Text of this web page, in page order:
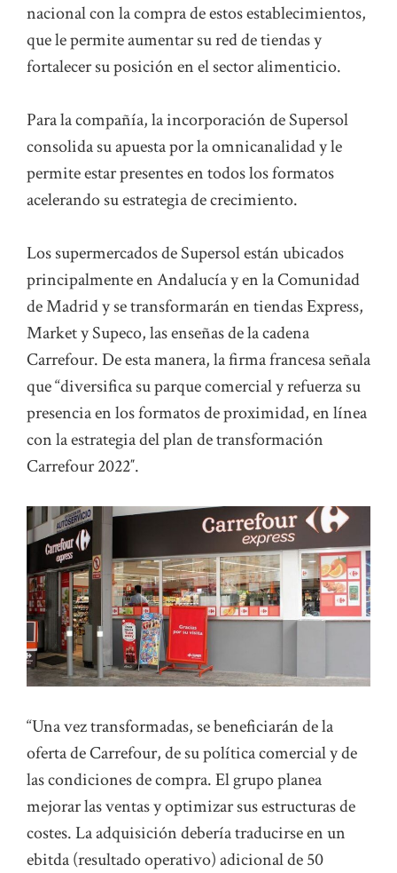
nacional con la compra de estos establecimientos,
que le permite aumentar su red de tiendas y
fortalecer su posición en el sector alimenticio.
Para la compañía, la incorporación de Supersol
consolida su apuesta por la omnicanalidad y le
permite estar presentes en todos los formatos
acelerando su estrategia de crecimiento.
Los supermercados de Supersol están ubicados
principalmente en Andalucía y en la Comunidad
de Madrid y se transformarán en tiendas Express,
Market y Supeco, las enseñas de la cadena
Carrefour. De esta manera, la firma francesa señala
que “diversifica su parque comercial y refuerza su
presencia en los formatos de proximidad, en línea
con la estrategia del plan de transformación
Carrefour 2022″.
“Una vez transformadas, se beneficiarán de la
oferta de Carrefour, de su política comercial y de
las condiciones de compra. El grupo planea
mejorar las ventas y optimizar sus estructuras de
costes. La adquisición debería traducirse en un
ebitda (resultado operativo) adicional de 50